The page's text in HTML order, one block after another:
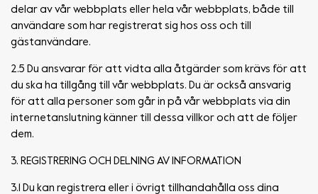
delar av vår webbplats eller hela vår webbplats, både till
användare som har registrerat sig hos oss och till
gästanvändare.
2.5 Du ansvarar för att vidta alla åtgärder som krävs för att
du ska ha tillgång till vår webbplats. Du är också ansvarig
för att alla personer som går in på vår webbplats via din
internetanslutning känner till dessa villkor och att de följer
dem.
3. REGISTRERING OCH DELNING AV INFORMATION
3.1 Du kan registrera eller i övrigt tillhandahålla oss dina